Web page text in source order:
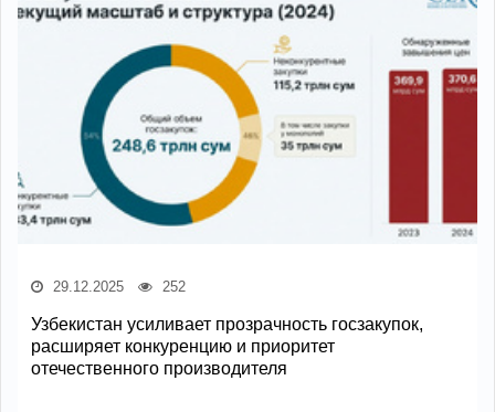
29.12.2025 252
Узбекистан усиливает прозрачность госзакупок,
расширяет конкуренцию и приоритет
отечественного производителя